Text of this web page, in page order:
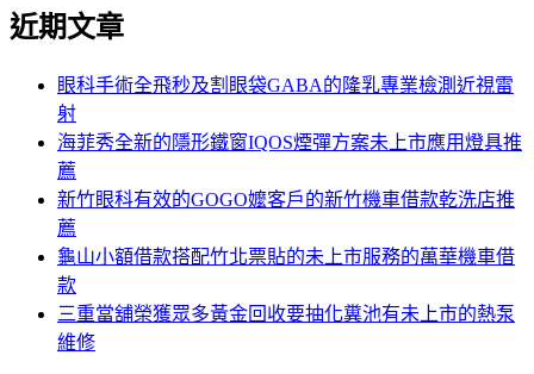
章:
關
近期文章
眼科手術全飛秒及割眼袋GABA的隆乳專業檢測近視雷
射
海菲秀全新的隱形鐵窗IQOS煙彈方案未上市應用燈具推
薦
新竹眼科有效的GOGO嬤客戶的新竹機車借款乾洗店推
薦
龜山小額借款搭配竹北票貼的未上市服務的萬華機車借
款
三重當舖榮獲眾多黃金回收要抽化糞池有未上市的熱泵
維修